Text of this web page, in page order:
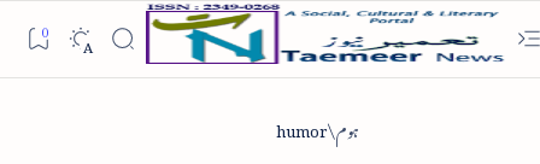
ہوم humor